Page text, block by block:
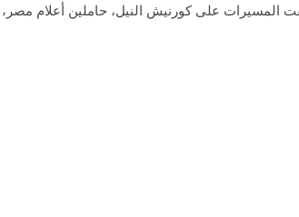
المسيرات على كورنيش النيل، حاملين أعلام